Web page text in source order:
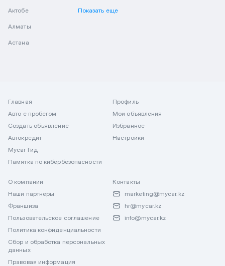
Актобе
Алматы
Астана
Показать еще
Главная
Авто с пробегом
Создать объявление
Автокредит
Mycar Гид
Памятка по кибербезопасности
Профиль
Мои объявления
Избранное
Настройки
О компании
Наши партнеры
Франшиза
Пользовательское соглашение
Политика конфиденциальности
Сбор и обработка персональных
данных
Правовая информация
Контакты
marketing@mycar.kz
hr@mycar.kz
info@mycar.kz